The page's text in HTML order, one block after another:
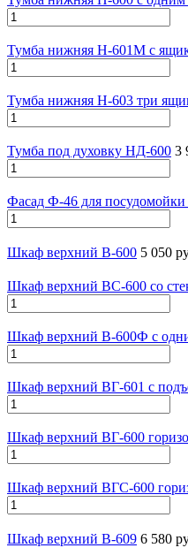
Тумба нижняя Н-601М с
Тумба нижняя Н-603 три
Тумба под духовку НД-600 3
Фасад Ф-46 для
Шкаф верхний В-600 5 050
Шкаф верхний ВС-600 со
Шкаф верхний В-600Ф с
Шкаф верхний ВГ-601 с
Шкаф верхний ВГ-600
Шкаф верхний ВГС-600
Шкаф верхний В-609 6 580